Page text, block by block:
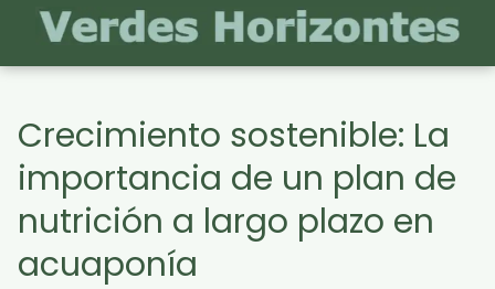
Crecimiento sostenible: La
importancia de un plan de
nutrición a largo plazo en
acuaponía